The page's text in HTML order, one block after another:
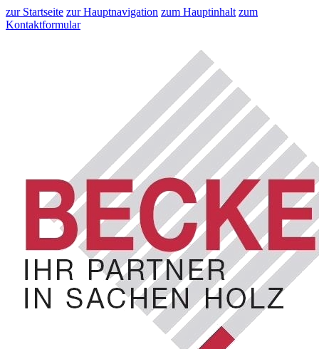
zur Startseite zur Hauptnavigation zum Hauptinhalt zum
Kontaktformular